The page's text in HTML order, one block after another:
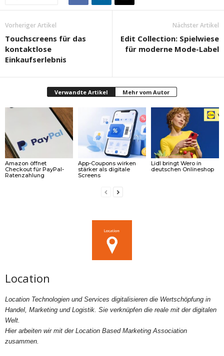
Vorheriger Artikel
Touchscreens für das
kontaktlose
Einkaufserlebnis
Nächster Artikel
Edit Collection: Spielwiese
für moderne Mode-Label
Verwandte Artikel Mehr vom Autor
Amazon öffnet
Checkout für PayPal-
Ratenzahlung
App-Coupons wirken
stärker als digitale
Screens
Lidl bringt Wero in
deutschen Onlineshop
Location
Location Technologien und Services digitalisieren die Wertschöpfung in
Handel, Marketing und Logistik. Sie verknüpfen die reale mit der digitalen
Welt.
Hier arbeiten wir mit der Location Based Marketing Association
zusammen.